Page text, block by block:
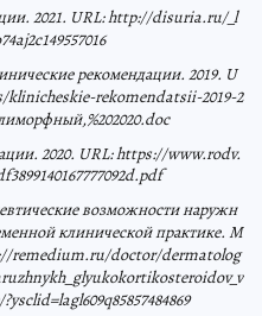
2021. URL: http://disuria.ru/_l
рекомендации. 2019. U
rekomendatsii-2019-2
2020. URL: https://www.rodv.
возможности наружн
клинической практике. М
remedium.ru/doctor/dermatolog